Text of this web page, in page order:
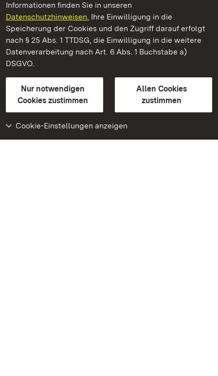
Informationen finden Sie in unseren
Datenschutzhinweisen. Ihre Einwilligung in die
Speicherung der Cookies und den Zugriff darauf erfolgt
nach § 25 Abs. 1 TTDSG, die Einwilligung in die weitere
Datenverarbeitung nach Art. 6 Abs. 1 Buchstabe a)
DSGVO.
Nur notwendigen
Cookies zustimmen
Allen Cookies
zustimmen
Cookie-Einstellungen anzeigen
Residenzschloss Ludwigsburg
Staatliche Schlösser und Gärten Baden-Württemberg
Kontakt
GebärdenspracheLeichte Sprache
Erklärung zur Barrierefreiheit
BITV-konform (geprüfte Seiten)
Weiteres